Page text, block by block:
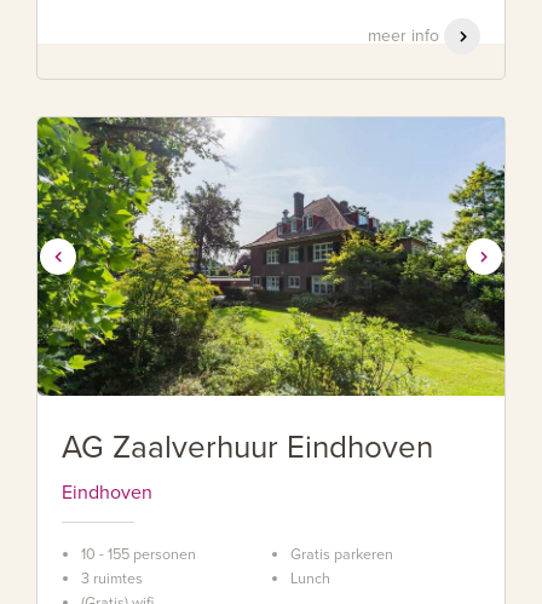
meer info
AG Zaalverhuur Eindhoven
Eindhoven
10 - 155 personen
3 ruimtes
Gratis parkeren
Lunch